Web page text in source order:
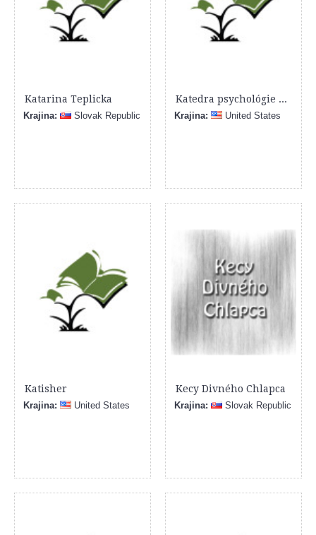
Katarina Teplicka
Krajina: Slovak Republic
Katedra psychológie FF UCM
Krajina: United States
Katisher
Krajina: United States
Kecy Divného Chlapca
Krajina: Slovak Republic